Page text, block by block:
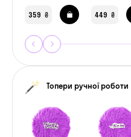
359 ₴ 449 ₴
Топери ручної роботи